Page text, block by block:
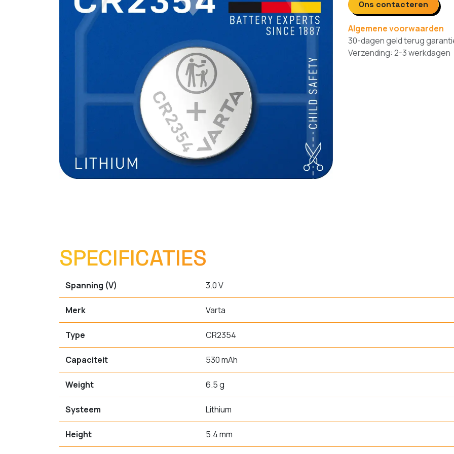
Ons contacteren
Algemene voorwaarden
30-dagen geld terug
Verzending: 2-3 werkdagen
SPECIFICATIES
Spanning (V) 3.0 V
Merk Varta
Type CR2354
Capaciteit 530 mAh
Weight 6.5 g
Systeem Lithium
Height 5.4 mm